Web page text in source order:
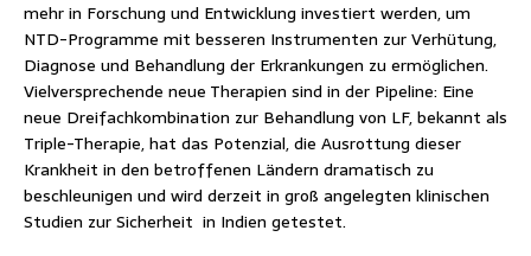
mehr in Forschung und Entwicklung investiert werden, um
NTD-Programme mit besseren Instrumenten zur Verhütung,
Diagnose und Behandlung der Erkrankungen zu ermöglichen.
Vielversprechende neue Therapien sind in der Pipeline: Eine
neue Dreifachkombination zur Behandlung von LF, bekannt als
Triple-Therapie, hat das Potenzial, die Ausrottung dieser
Krankheit in den betroffenen Ländern dramatisch zu
beschleunigen und wird derzeit in groß angelegten klinischen
Studien zur Sicherheit in Indien getestet.